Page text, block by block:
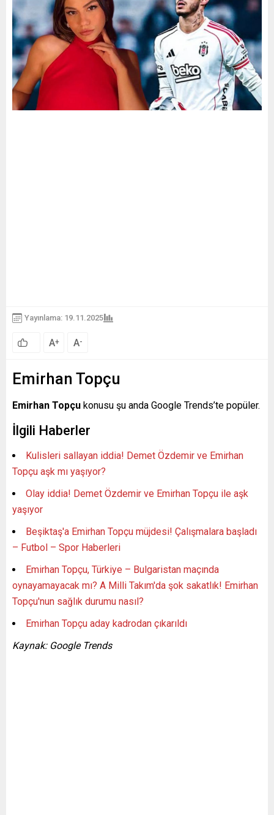
Yayınlama: 19.11.2025
A+ A-
Emirhan Topçu
Emirhan Topçu konusu şu anda Google Trends’te popüler.
İlgili Haberler
Kulisleri sallayan iddia! Demet Özdemir ve Emirhan
Topçu aşk mı yaşıyor?
Olay iddia! Demet Özdemir ve Emirhan Topçu ile aşk
yaşıyor
Beşiktaş'a Emirhan Topçu müjdesi! Çalışmalara başladı
– Futbol – Spor Haberleri
Emirhan Topçu, Türkiye – Bulgaristan maçında
oynayamayacak mı? A Milli Takım'da şok sakatlık! Emirhan
Topçu'nun sağlık durumu nasıl?
Emirhan Topçu aday kadrodan çıkarıldı
Kaynak: Google Trends